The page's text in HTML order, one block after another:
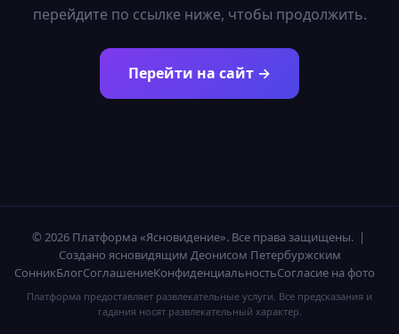
перейдите по ссылке ниже, чтобы продолжить.
Перейти на сайт →
© 2026 Платформа «Ясновидение». Все права защищены. |
Создано ясновидящим Деонисом Петербуржским
СонникБлогСоглашениеКонфиденциальностьСогласие на фото
Платформа предоставляет развлекательные услуги. Все предсказания и
гадания носят развлекательный характер.